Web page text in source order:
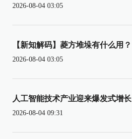
2026-08-04 03:05
【新知解码】菱方堆垛有什么用？
2026-08-04 03:05
人工智能技术产业迎来爆发式增长
2026-08-04 09:31